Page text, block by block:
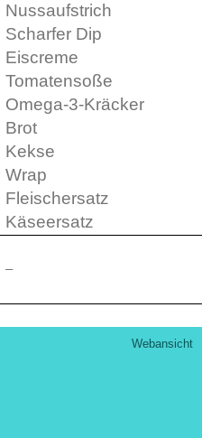
Nussaufstrich
Scharfer Dip
Eiscreme
Tomatensoße
Omega‑3‑Kräcker
Brot
Kekse
Wrap
Fleischersatz
Käseersatz
–
Webansicht